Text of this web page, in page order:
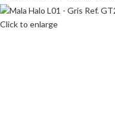
Click to enlarge